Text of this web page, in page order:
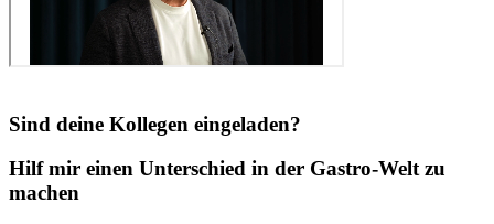
Sind deine Kollegen eingeladen?
Hilf mir einen Unterschied in der Gastro-Welt zu
machen